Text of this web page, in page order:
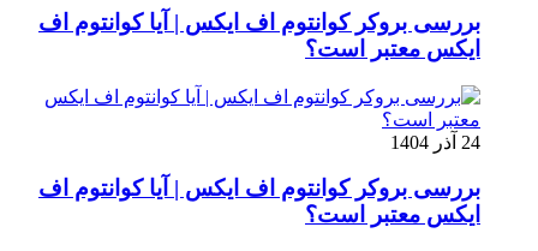
بررسی بروکر کوانتوم اف ایکس | آیا کوانتوم اف
ایکس معتبر است؟
24 آذر 1404
بررسی بروکر کوانتوم اف ایکس | آیا کوانتوم اف
ایکس معتبر است؟